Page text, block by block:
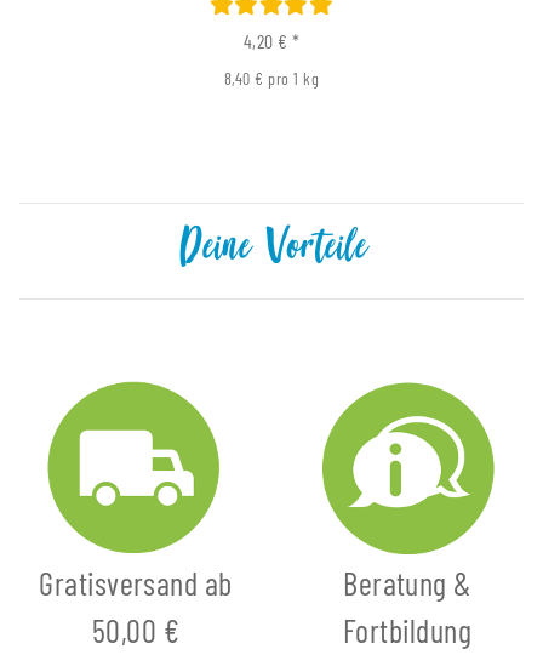
4,20 € *
8,40 € pro 1 kg
Deine Vorteile
Gratisversand ab
50,00 €
Beratung &
Fortbildung